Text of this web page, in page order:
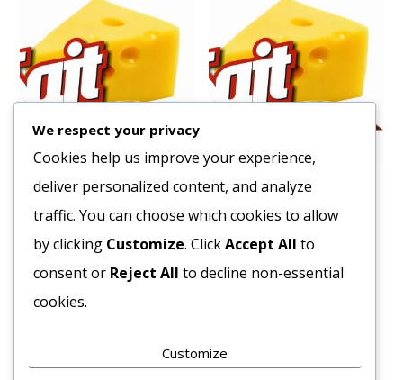
Tészta Csuszatészta
Gyermei 4tojásos 5kg
1370Ft
Bruttó egység ár:ft/kg.
Tészta Csiga Vita Pasta 6
kg
1172Ft
Bruttó egység ár:ft/kg.
We respect your privacy
Cookies help us improve your experience,
deliver personalized content, and analyze
traffic. You can choose which cookies to allow
by clicking Customize. ClickAccept All to
consent or Reject All to decline non-essential
cookies.
Customize